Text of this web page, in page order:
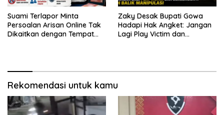
Suami Terlapor Minta
Persoalan Arisan Online Tak
Dikaitkan dengan Tempat
Zaky Desak Bupati Gowa
Hadapi Hak Angket: Jangan
Lagi Play Victim dan
Rekomendasi untuk kamu